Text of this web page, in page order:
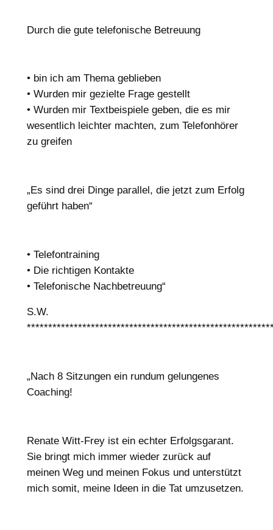
Durch die gute telefonische Betreuung
• bin ich am Thema geblieben
• Wurden mir gezielte Frage gestellt
• Wurden mir Textbeispiele geben, die es mir
wesentlich leichter machten, zum Telefonhörer
zu greifen
„Es sind drei Dinge parallel, die jetzt zum Erfolg
geführt haben“
• Telefontraining
• Die richtigen Kontakte
• Telefonische Nachbetreuung“
S.W.
„Nach 8 Sitzungen ein rundum gelungenes
Coaching!
Renate Witt-Frey ist ein echter Erfolgsgarant.
Sie bringt mich immer wieder zurück auf
meinen Weg und meinen Fokus und unterstützt
mich somit, meine Ideen in die Tat umzusetzen.